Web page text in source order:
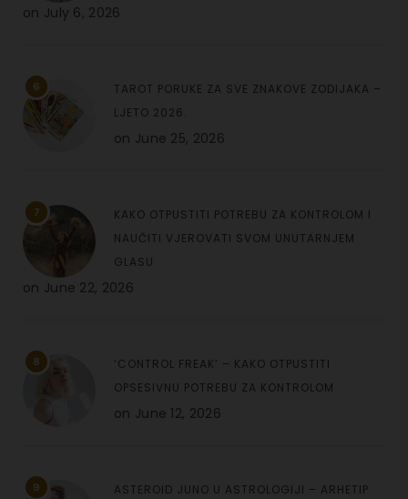
on July 6, 2026
6
TAROT PORUKE ZA SVE ZNAKOVE ZODIJAKA –
LJETO 2026.
on June 25, 2026
7
KAKO OTPUSTITI POTREBU ZA KONTROLOM I
NAUČITI VJEROVATI SVOM UNUTARNJEM
GLASU
on June 22, 2026
8
‘CONTROL FREAK’ – KAKO OTPUSTITI
OPSESIVNU POTREBU ZA KONTROLOM
on June 12, 2026
9
ASTEROID JUNO U ASTROLOGIJI – ARHETIP